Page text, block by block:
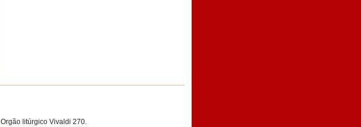
Orgão litúrgico Vivaldi 270.